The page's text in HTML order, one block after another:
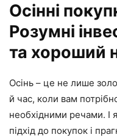
Осінні
Розумні
та хороший
Осінь – це не лише
й час, коли вам
необхідними речами. І
підхід до покупок і